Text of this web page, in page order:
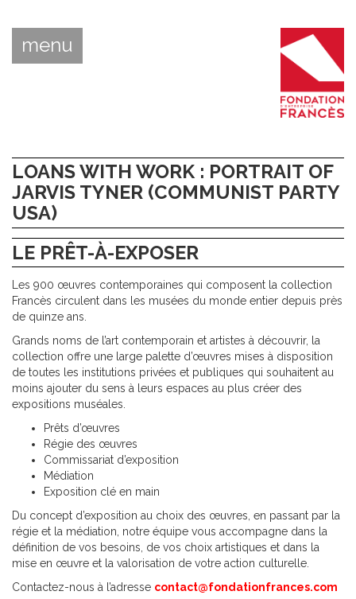
menu
LOANS WITH WORK : PORTRAIT OF
JARVIS TYNER (COMMUNIST PARTY
USA)
LE PRÊT-À-EXPOSER
Les 900 œuvres contemporaines qui composent la collection
Francès circulent dans les musées du monde entier depuis près
de quinze ans.
Grands noms de l’art contemporain et artistes à découvrir, la
collection offre une large palette d’œuvres mises à disposition
de toutes les institutions privées et publiques qui souhaitent au
moins ajouter du sens à leurs espaces au plus créer des
expositions muséales.
Prêts d’œuvres
Régie des œuvres
Commissariat d’exposition
Médiation
Exposition clé en main
Du concept d’exposition au choix des œuvres, en passant par la
régie et la médiation, notre équipe vous accompagne dans la
définition de vos besoins, de vos choix artistiques et dans la
mise en œuvre et la valorisation de votre action culturelle.
Contactez-nous à l’adresse contact@fondationfrances.com